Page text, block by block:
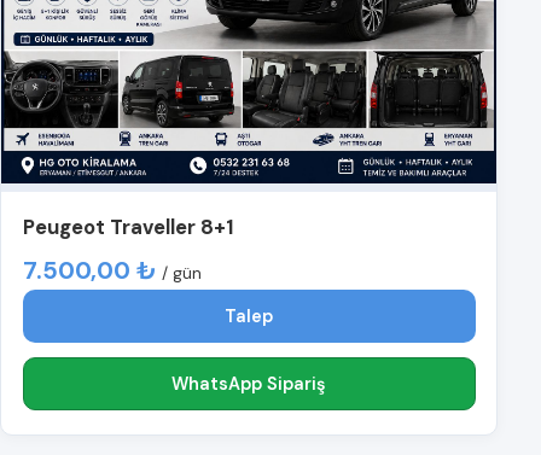
Peugeot Traveller 8+1
7.500,00 ₺ / gün
Talep
WhatsApp Sipariş